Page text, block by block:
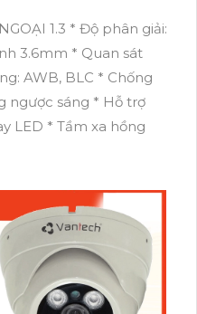
1.3 * Độ phân giải:
3.6mm * Quan sát
AWB, BLC * Chống
ngược sáng * Hỗ trợ
LED * Tầm xa hồng